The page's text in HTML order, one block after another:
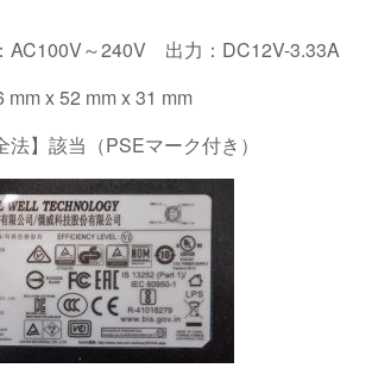
AC100V～240V 出力：DC12V-3.33A
mm x 52 mm x 31 mm
法】該当（PSEマーク付き）